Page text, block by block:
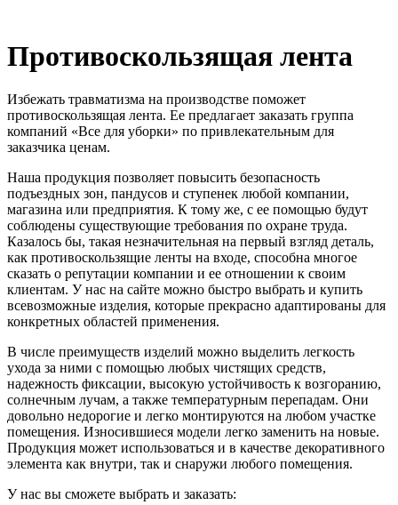
Противоскользящая лента
Избежать травматизма на производстве поможет
противоскользящая лента. Ее предлагает заказать группа
компаний «Все для уборки» по привлекательным для
заказчика ценам.
Наша продукция позволяет повысить безопасность
подъездных зон, пандусов и ступенек любой компании,
магазина или предприятия. К тому же, с ее помощью будут
соблюдены существующие требования по охране труда.
Казалось бы, такая незначительная на первый взгляд деталь,
как противоскользящие ленты на входе, способна многое
сказать о репутации компании и ее отношении к своим
клиентам. У нас на сайте можно быстро выбрать и купить
всевозможные изделия, которые прекрасно адаптированы для
конкретных областей применения.
В числе преимуществ изделий можно выделить легкость
ухода за ними с помощью любых чистящих средств,
надежность фиксации, высокую устойчивость к возгоранию,
солнечным лучам, а также температурным перепадам. Они
довольно недорогие и легко монтируются на любом участке
помещения. Износившиеся модели легко заменить на новые.
Продукция может использоваться и в качестве декоративного
элемента как внутри, так и снаружи любого помещения.
У нас вы сможете выбрать и заказать: